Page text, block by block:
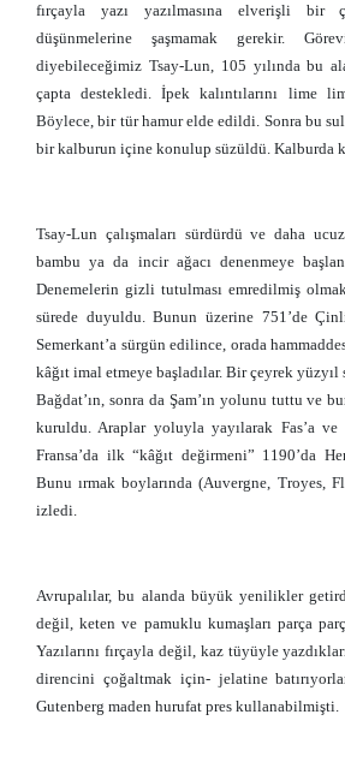
fırçayla yazı yazılmasına elverişli
düşünmelerine şaşmamak gerekir.
diyebileceğimiz Tsay-Lun, 105 yılında bu
çapta destekledi. İpek kalıntılarını lime
Böylece, bir tür hamur elde edildi. Sonra bu
bir kalburun içine konulup süzüldü. Kalburda
Tsay-Lun çalışmaları sürdürdü ve daha
bambu ya da incir ağacı denenmeye
Denemelerin gizli tutulması emredilmiş
sürede duyuldu. Bunun üzerine 751’de
Semerkant’a sürgün edilince, orada
kâğıt imal etmeye başladılar. Bir çeyrek yüzyıl
Bağdat’ın, sonra da Şam’ın yolunu tuttu ve
kuruldu. Araplar yoluyla yayılarak Fas’a ve
Fransa’da ilk “kâğıt değirmeni” 1190’da
Bunu ırmak boylarında (Auvergne, Troyes,
izledi.
Avrupalılar, bu alanda büyük yenilikler
değil, keten ve pamuklu kumaşları parça
Yazılarını fırçayla değil, kaz tüyüyle
direncini çoğaltmak için- jelatine
Gutenberg maden hurufat pres kullanabilmişti.